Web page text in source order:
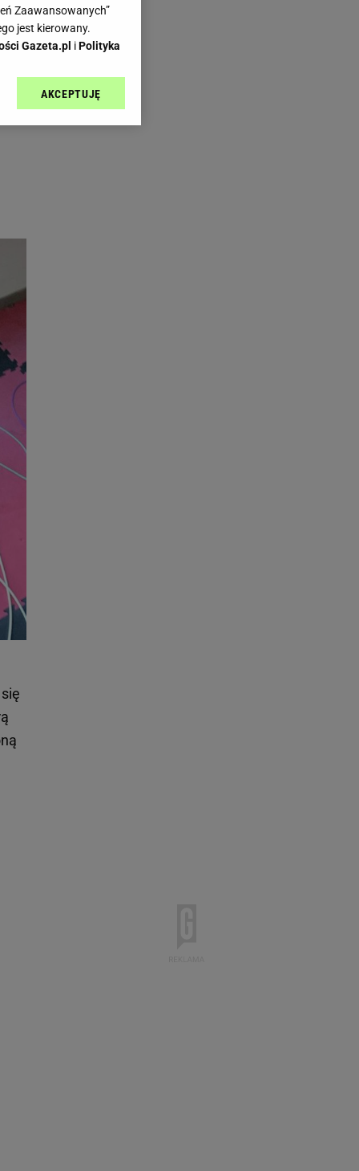
Zaawansowanych”
jest kierowany.
Gazeta.pl iPolityka
sp. z o.o., jej
reklam i treści,
AKCEPTUJĘ